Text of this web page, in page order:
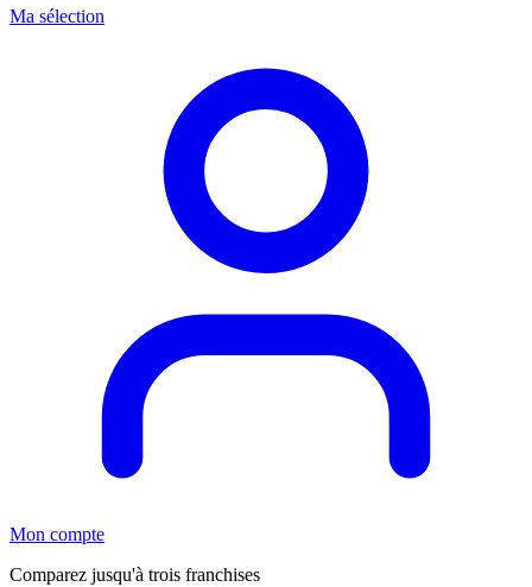
Ma sélection
Mon compte
Comparez jusqu'à trois franchises